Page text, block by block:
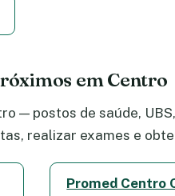
em Centro
— postos de saúde,
realizar exames e
Promed Centro